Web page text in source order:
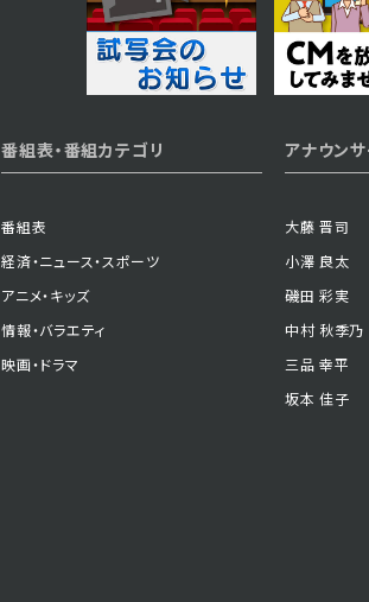
第41話
2023年12月05日 放送
第38話
2023年11月30日 放送
第35話
番組表・番組カテゴリ
番組表
経済・ニュース・スポーツ
アニメ・キッズ
情報・バラエティ
映画・ドラマ
アナウン
大藤 晋司
小澤 良太
磯田 彩実
中村 秋季乃
三品 幸平
坂本 佳子